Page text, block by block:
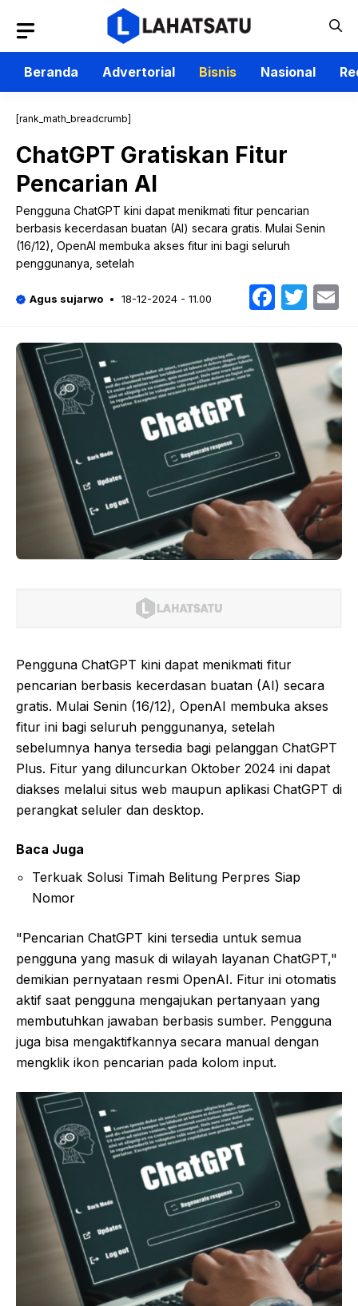
isi
Beranda
Advertorial Bisnis Nasional
[rank_math_breadcrumb]
ChatGPT Gratiskan Fitur
Pencarian AI
Pengguna ChatGPT kini dapat menikmati fitur pencarian
berbasis kecerdasan buatan (AI) secara gratis. Mulai Senin
(16/12), OpenAI membuka akses fitur ini bagi seluruh
penggunanya, setelah
Agus sujarwo 18-12-2024 - 11.00
Pengguna ChatGPT kini dapat menikmati fitur
pencarian berbasis kecerdasan buatan (AI) secara
gratis. Mulai Senin (16/12), OpenAI membuka akses
fitur ini bagi seluruh penggunanya, setelah
sebelumnya hanya tersedia bagi pelanggan ChatGPT
Plus. Fitur yang diluncurkan Oktober 2024 ini dapat
diakses melalui situs web maupun aplikasi ChatGPT di
perangkat seluler dan desktop.
Baca Juga
Terkuak Solusi Timah Belitung Perpres Siap
Nomor
"Pencarian ChatGPT kini tersedia untuk semua
pengguna yang masuk di wilayah layanan ChatGPT,"
demikian pernyataan resmi OpenAI. Fitur ini otomatis
aktif saat pengguna mengajukan pertanyaan yang
membutuhkan jawaban berbasis sumber. Pengguna
juga bisa mengaktifkannya secara manual dengan
mengklik ikon pencarian pada kolom input.